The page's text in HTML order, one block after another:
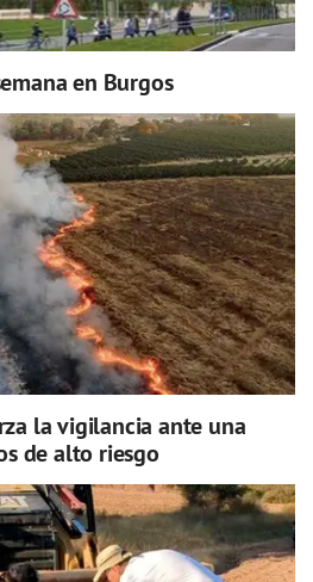
en Burgos
la vigilancia ante una
de alto riesgo